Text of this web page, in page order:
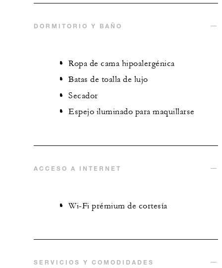
DORMITORIO Y BAÑO
Ropa de cama hipoalergénica
Batas de toalla de lujo
Secador
Espejo iluminado para maquillarse
ACCESO A INTERNET
Wi-Fi prémium de cortesía
SERVICIOS Y COMODIDADES